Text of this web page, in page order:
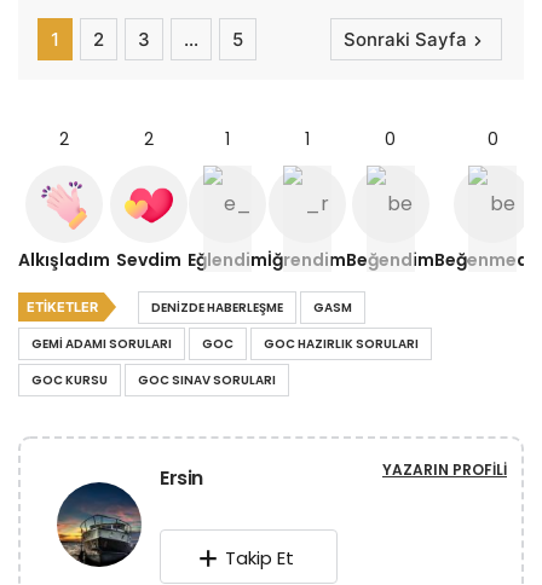
1 2 3 … 5 Sonraki Sayfa
2
Alkışladım
2
Sevdim
1
Eğlendim
1
İğrendim
0
Beğendim
0
ETIKETLER DENIZDE HABERLEŞME
GASM
GEMI ADAMI SORULARI
GOC
GOC HAZIRLIK SORULARI
GOC KURSU
GOC SINAV SORULARI
Ersin YAZARIN PROFILI
Takip Et